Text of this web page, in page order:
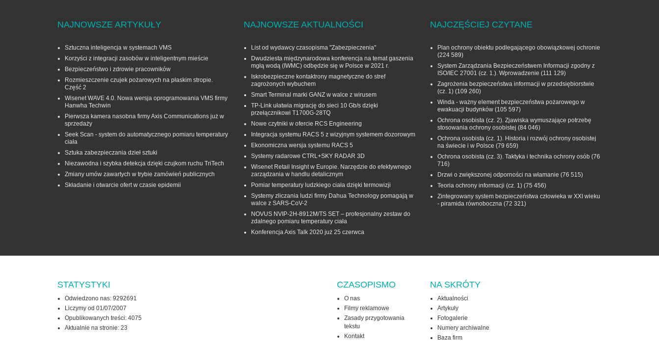
NAJNOWSZE ARTYKUŁY
Sztuczna inteligencja w systemach VMS
Korzyści z integracji zasobów w inteligentnym mieście
Bezpieczeństwo i zdrowie pracowników
Rozmieszczenie czujek pożarowych na płaskim stropie.
Część 2
Wisenet WAVE 4.0. Nowa wersja oprogramowania VMS firmy
Hanwha Techwin
Pierwsza kamera nasobna firmy Axis Communications już w
sprzedaży
Seek Scan - system do automatycznego pomiaru temperatury
ciała
Sztuka zabezpieczania dzieł sztuki
Niezawodna i szybka detekcja dzięki czujkom ruchu TriTech
Zmiany umów zawartych w trybie zamówień publicznych
Składanie i otwarcie ofert w czasie epidemii
NAJNOWSZE AKTUALNOŚCI
List od wydawcy czasopisma "Zabezpieczenia"
Dwudziesta międzynarodowa konferencja na temat gaszenia
mgłą wodą (IWMC) odbędzie się w Polsce w 2021 r.
Iskrobezpieczne kontaktrony magnetyczne do stref
zagrożonych wybuchem
Smart Terminal marki GANZ w walce z wirusem
TP-Link ułatwia migrację do sieci 10 Gb/s dzięki
przełącznikowi T1700G‑28TQ
Nowe czytniki w ofercie RCS Engineering
Integracja systemu RACS 5 z wizyjnym systemem dozorowym
Ekonomiczna wersja systemu RACS 5
Systemy radarowe CTRL+SKY RADAR 3D
Wisenet Retail Insight w Europie. Narzędzie do efektywnego
zarządzania w handlu detalicznym
Pomiar temperatury ludzkiego ciała dzięki termowizji
Systemy zliczania ludzi firmy Dahua Technology pomagają w
walce z SARS-CoV-2
NOVUS NVIP-2H-8912M/TS SET – profesjonalny zestaw do
zdalnego pomiaru temperatury ciała
Konferencja Axis Talk 2020 już 25 czerwca
NAJCZĘŚCIEJ CZYTANE
Plan ochrony obiektu podlegającego obowiązkowej ochronie
(224 589)
System Zarządzania Bezpieczeństwem Informacji zgodny z
ISO/IEC 27001 (cz. 1.). Wprowadzenie (111 129)
Zagrożenia bezpieczeństwa informacji w przedsiębiorstwie
(cz. 1) (109 260)
Winda - ważny element bezpieczeństwa pożarowego w
ewakuacji budynków (105 597)
Ochrona osobista (cz. 2). Zjawiska wymuszające potrzebę
stosowania ochrony osobistej (84 046)
Ochrona osobista (cz. 1). Historia i rozwój ochrony osobistej
na świecie i w Polsce (79 659)
Ochrona osobista (cz. 3). Taktyka i technika ochrony osób (76
716)
Drzwi o zwiększonej odporności na włamanie (76 515)
Teoria ochrony informacji (cz. 1) (75 456)
Zintegrowany system bezpieczeństwa człowieka w XXI wieku
- piramida równoboczna (72 321)
STATYSTYKI
Odwiedzono nas: 9292691
Liczymy od 01/07/2007
Opublikowanych treści: 4075
Aktualnie na stronie: 23
CZASOPISMO
O nas
Filmy reklamowe
Zasady przygotowania
tekstu
Kontakt
NA SKRÓTY
Aktualności
Artykuły
Fotogalerie
Numery archiwalne
Baza firm